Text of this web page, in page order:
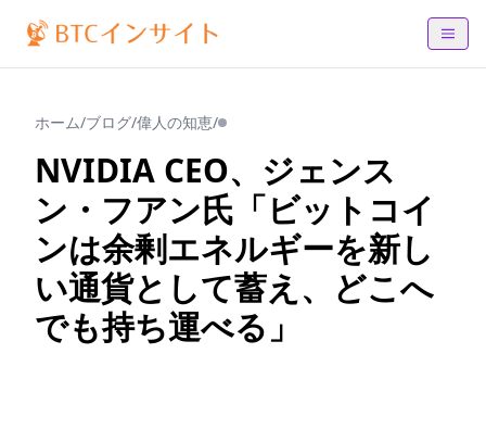
ホーム/ブログ/偉人の知恵/
NVIDIA CEO、ジェンス
ン・フアン氏「ビットコイ
ンは余剰エネルギーを新し
い通貨として蓄え、どこへ
でも持ち運べる」